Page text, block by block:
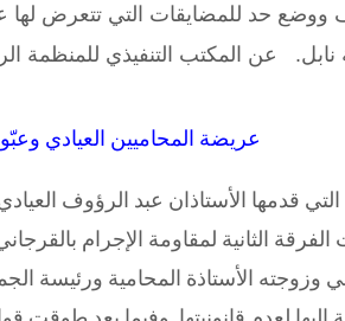
ووضع حد للمضايقات التي تتعرض لها
نابل.
عن المكتب التنفيذي للمنظمة
عريضة المحاميين العيادي
قدمها الأستاذان عبد الرؤوف
الثانية لمقاومة الإجرام
وزوجته الأستاذة المحامية ورئيسة